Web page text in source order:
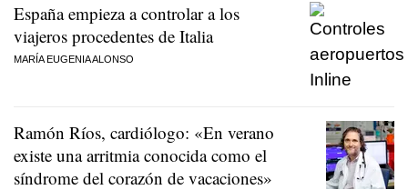
España empieza a controlar a los
viajeros procedentes de Italia
MARÍA EUGENIA ALONSO
Ramón Ríos, cardiólogo: «En verano
existe una arritmia conocida como el
síndrome del corazón de vacaciones»